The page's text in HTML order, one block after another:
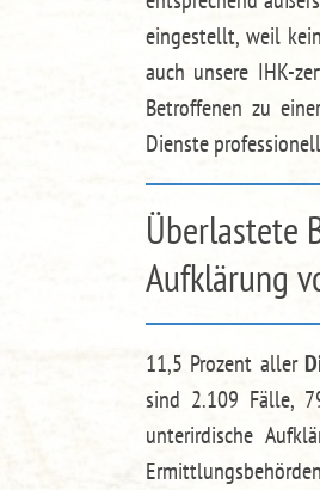
eingestellt, weil
auch unsere IHK-
Betroffenen zu
Dienste
Überlastete
Aufklärung
11,5 Prozent aller
sind 2.109 Fälle,
unterirdische